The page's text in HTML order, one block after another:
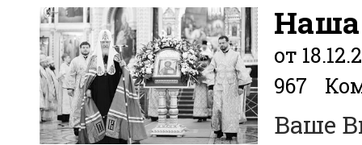
Наша
от
967
Ваше